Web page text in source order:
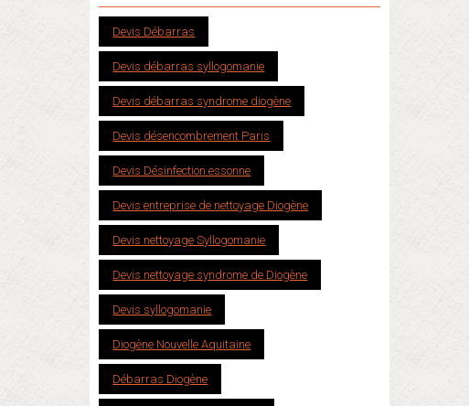
Devis Débarras
Devis débarras syllogomanie
Devis débarras syndrome diogène
Devis désencombrement Paris
Devis Désinfection essonne
Devis entreprise de nettoyage Diogène
Devis nettoyage Syllogomanie
Devis nettoyage syndrome de Diogène
Devis syllogomanie
Diogène Nouvelle Aquitaine
Débarras Diogène